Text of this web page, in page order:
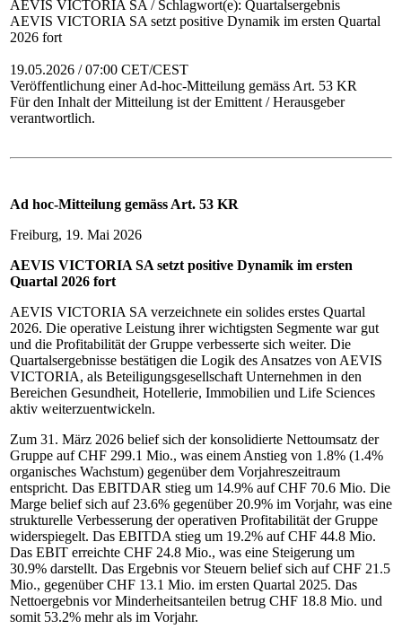
AEVIS VICTORIA SA / Schlagwort(e): Quartalsergebnis
AEVIS VICTORIA SA setzt positive Dynamik im ersten Quartal
2026 fort
19.05.2026 / 07:00 CET/CEST
Veröffentlichung einer Ad-hoc-Mitteilung gemäss Art. 53 KR
Für den Inhalt der Mitteilung ist der Emittent / Herausgeber
verantwortlich.
Ad hoc-Mitteilung gemäss Art. 53 KR
Freiburg, 19. Mai 2026
AEVIS VICTORIA SA setzt positive Dynamik im ersten
Quartal 2026 fort
AEVIS VICTORIA SA verzeichnete ein solides erstes Quartal
2026. Die operative Leistung ihrer wichtigsten Segmente war gut
und die Profitabilität der Gruppe verbesserte sich weiter. Die
Quartalsergebnisse bestätigen die Logik des Ansatzes von AEVIS
VICTORIA, als Beteiligungsgesellschaft Unternehmen in den
Bereichen Gesundheit, Hotellerie, Immobilien und Life Sciences
aktiv weiterzuentwickeln.
Zum 31. März 2026 belief sich der konsolidierte Nettoumsatz der
Gruppe auf CHF 299.1 Mio., was einem Anstieg von 1.8% (1.4%
organisches Wachstum) gegenüber dem Vorjahreszeitraum
entspricht. Das EBITDAR stieg um 14.9% auf CHF 70.6 Mio. Die
Marge belief sich auf 23.6% gegenüber 20.9% im Vorjahr, was eine
strukturelle Verbesserung der operativen Profitabilität der Gruppe
widerspiegelt. Das EBITDA stieg um 19.2% auf CHF 44.8 Mio.
Das EBIT erreichte CHF 24.8 Mio., was eine Steigerung um
30.9% darstellt. Das Ergebnis vor Steuern belief sich auf CHF 21.5
Mio., gegenüber CHF 13.1 Mio. im ersten Quartal 2025. Das
Nettoergebnis vor Minderheitsanteilen betrug CHF 18.8 Mio. und
somit 53.2% mehr als im Vorjahr.